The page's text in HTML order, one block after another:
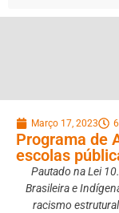
Março 17, 2023
Programa de
escolas
Pautado na Lei
Brasileira e
racismo